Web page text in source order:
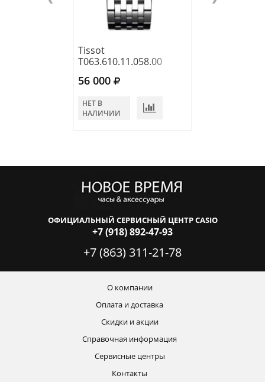
Tissot
T063.610.11.058.00
56 000
НЕТ В
НАЛИЧИИ
ОФИЦИАЛЬНЫЙ СЕРВИСНЫЙ ЦЕНТР CASIO
+7 (918) 892-47-93
+7 (863) 311-21-78
О компании
Оплата и доставка
Скидки и акции
Справочная информация
Сервисные центры
Контакты